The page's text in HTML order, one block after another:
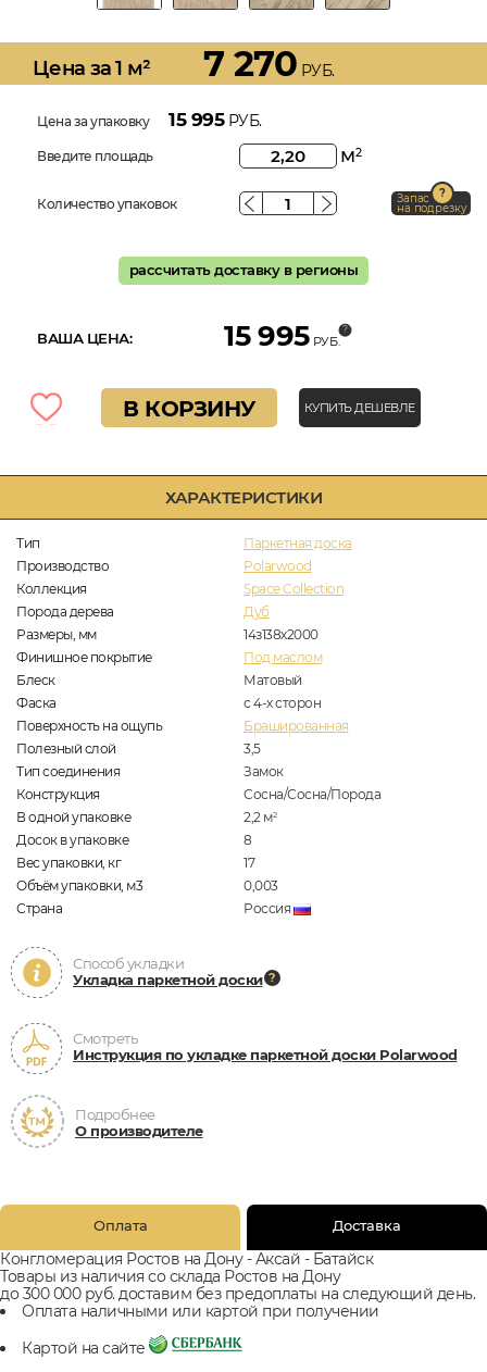
ХАРАКТЕРИСТИКИ
Тип
Паркетная доска
Производство
Polarwood
Коллекция
Space Collection
Порода дерева
Дуб
Размеры, мм
14з138х2000
Финишное покрытие
Под маслом
Блеск
Матовый
Фаска
с 4-х сторон
Поверхность на ощупь
Брашированная
Полезный слой
3,5
Тип соединения
Замок
Конструкция
Сосна/Сосна/Порода
В одной упаковке
2,2 м2
Досок в упаковке
8
Вес упаковки, кг
17
Объём упаковки, м3
0,003
Страна
Россия
Способ укладки
Укладка паркетной доски
Смотреть
Инструкция по укладке паркетной доски Polarwood
Подробнее
О производителе
Цена за 1 м² 7 270 РУБ.
Цена за упаковку 15 995РУБ.
Введите площадь м2
Количество упаковок Запас
на подрезку
рассчитать доставку в регионы
ВАША ЦЕНА: 15 995 РУБ.
В КОРЗИНУ КУПИТЬ ДЕШЕВЛЕ
Оплата Доставка
Конгломерация Ростов на Дону - Аксай - Батайск
Товары из наличия со склада Ростов на Дону
до 300 000 руб. доставим без предоплаты на следующий день.
Оплата наличными или картой при получении
Картой на сайте